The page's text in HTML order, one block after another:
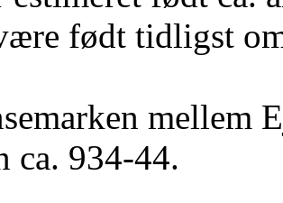
født tidligst
mellem
ca. 934-44.